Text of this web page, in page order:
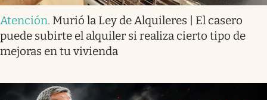
Atención. Murió la Ley de Alquileres | El casero
puede subirte el alquiler si realiza cierto tipo de
mejoras en tu vivienda